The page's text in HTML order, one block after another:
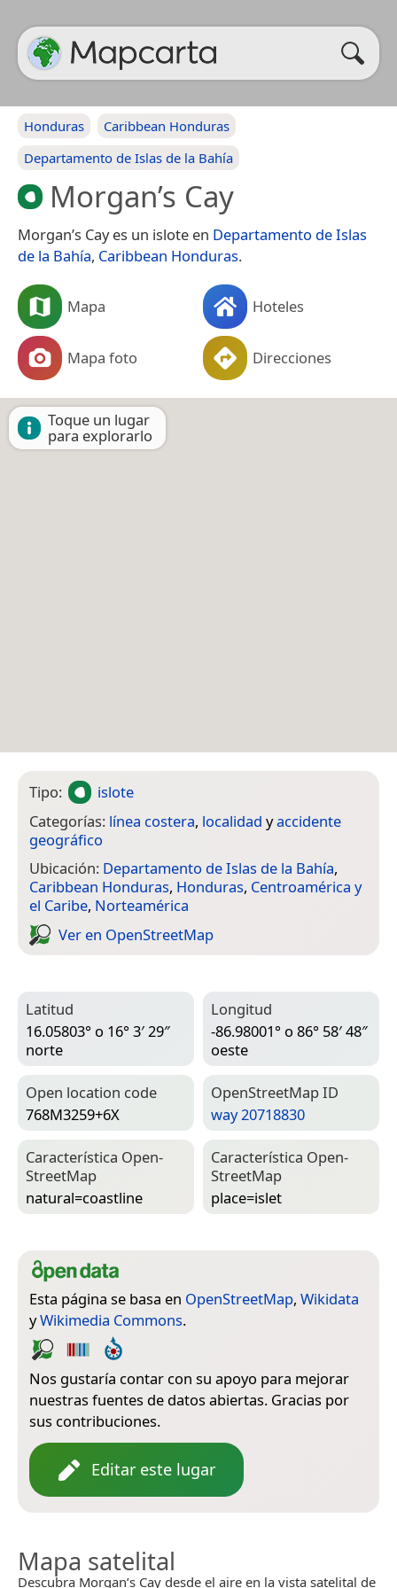
Honduras
Caribbean Honduras
Departamento de Islas de la Bahía
Morgan’s Cay
Morgan’s Cay es un islote en Departamento de Islas
de la Bahía, Caribbean Honduras.
Mapa Hoteles
Mapa foto Direcciones
Toque un lugar
para explorarlo
Tipo:
islote
Categorías: línea costera, localidad yaccidente
geográfico
Ubicación: Departamento de Islas de la Bahía,
Caribbean Honduras, Honduras, Centroamérica y
el Caribe, Norteamérica
Ver en Open­Street­Map
Latitud
16.05803° o 16° 3′ 29″
norte
Longitud
-86.98001° o 86° 58′ 48″
oeste
Open location code
768M3259+6X
Open­Street­Map ID
way 20718830
Característica Open­
Street­Map
natural=­coastline
Característica Open­
Street­Map
place=­islet
Esta página se basa en OpenStreetMap, Wikidata
yWikimedia Commons.
Nos gustaría contar con su apoyo para mejorar
nuestras fuentes de datos abiertas. Gracias por
sus contribuciones.
Editar este lugar
Mapa satelital
Descubra Morgan’s Cay desde el aire en la vista satelital de